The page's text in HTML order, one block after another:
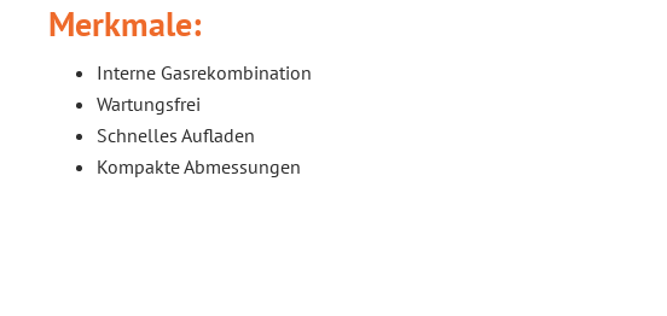
Merkmale:
Interne Gasrekombination
Wartungsfrei
Schnelles Aufladen
Kompakte Abmessungen